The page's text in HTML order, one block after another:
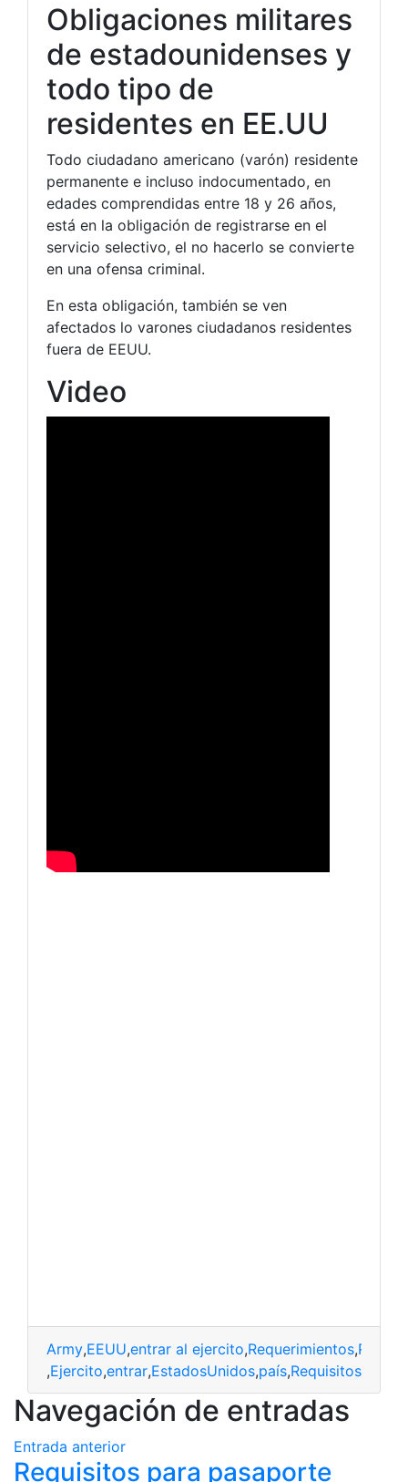
Obligaciones militares
de estadounidenses y
todo tipo de
residentes en EE.UU
Todo ciudadano americano (varón) residente
permanente e incluso indocumentado, en
edades comprendidas entre 18 y 26 años,
está en la obligación de registrarse en el
servicio selectivo, el no hacerlo se convierte
en una ofensa criminal.
En esta obligación, también se ven
afectados lo varones ciudadanos residentes
fuera de EEUU.
Video
Army,EEUU,entrar al ejercito,Requerimientos,
,Ejercito,entrar,EstadosUnidos,país,Requisitos
Navegación de entradas
Entrada anterior
Requisitos para pasaporte